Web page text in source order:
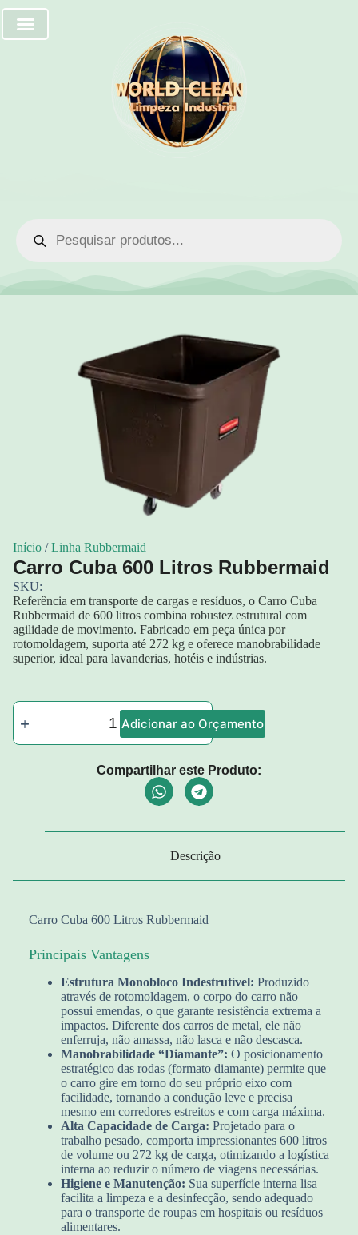
Início /Linha Rubbermaid
Carro Cuba 600 Litros Rubbermaid
SKU:
Referência em transporte de cargas e resíduos, o Carro Cuba
Rubbermaid de 600 litros combina robustez estrutural com
agilidade de movimento. Fabricado em peça única por
rotomoldagem, suporta até 272 kg e oferece manobrabilidade
superior, ideal para lavanderias, hotéis e indústrias.
Adicionar ao Orçamento
Compartilhar este Produto:
Descrição
Carro Cuba 600 Litros Rubbermaid
Principais Vantagens
Estrutura Monobloco Indestrutível: Produzido
através de rotomoldagem, o corpo do carro não
possui emendas, o que garante resistência extrema a
impactos. Diferente dos carros de metal, ele não
enferruja, não amassa, não lasca e não descasca.
Manobrabilidade “Diamante”: O posicionamento
estratégico das rodas (formato diamante) permite que
o carro gire em torno do seu próprio eixo com
facilidade, tornando a condução leve e precisa
mesmo em corredores estreitos e com carga máxima.
Alta Capacidade de Carga: Projetado para o
trabalho pesado, comporta impressionantes 600 litros
de volume ou 272 kg de carga, otimizando a logística
interna ao reduzir o número de viagens necessárias.
Higiene e Manutenção: Sua superfície interna lisa
facilita a limpeza e a desinfecção, sendo adequado
para o transporte de roupas em hospitais ou resíduos
alimentares.